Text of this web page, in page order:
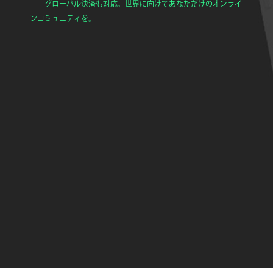
グローバル決済も対応。世界に向けてあなただけのオンライ
ンコミュニティを。